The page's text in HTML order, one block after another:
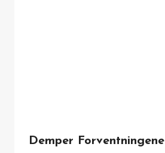
Demper Forventningene